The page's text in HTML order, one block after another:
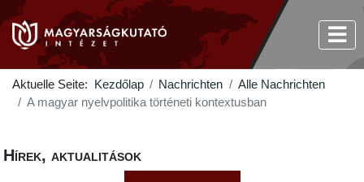
Aktuelle Seite: Kezdőlap Nachrichten
Alle Nachrichten
A magyar nyelvpolitika történeti kontextusban
Hírek, aktualitások